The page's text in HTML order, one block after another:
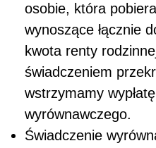
osobie, która
wynoszące łącznie
kwota renty
świadczeniem
wstrzymamy
wyrównawczego.
Świadczenie